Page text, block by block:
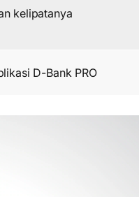
kelipatanya
D-Bank PRO